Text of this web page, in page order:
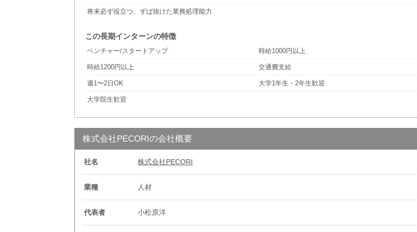
将来必ず役立つ、ずば抜けた業務処理能力
この長期インターンの特徴
ベンチャー/スタートアップ 時給1000円以上
時給1200円以上 交通費支給
週1〜2日OK 大学1年生・2年生歓迎
大学院生歓迎
株式会社PECORIの会社概要
社名 株式会社PECORI
業種 人材
代表者 小松原洋